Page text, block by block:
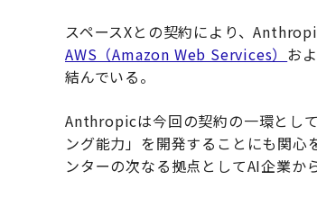
スペースXとの契約により、
AWS（Amazon Web Services） お
結んでいる。
Anthropicは今回の契約の一環とし
ング能力」を開発することにも関
ンターの次なる拠点としてAI企業か